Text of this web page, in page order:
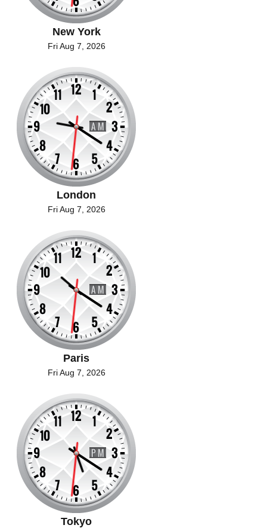
New York
Fri Aug 7, 2026
London
Fri Aug 7, 2026
Paris
Fri Aug 7, 2026
Tokyo